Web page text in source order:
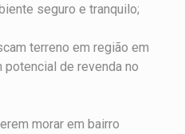
seguro e tranquilo;
terreno em região em
de revenda no
morar em bairro